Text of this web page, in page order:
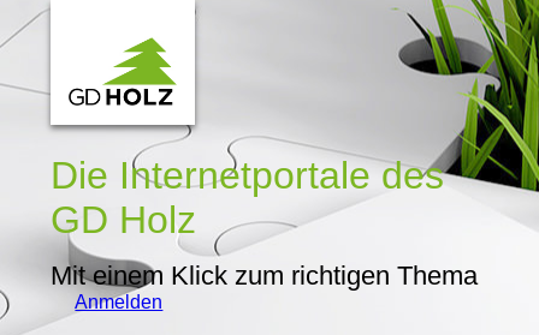
Die Internetportaledes
GD Holz
Mit einem Klick zum richtigen Thema
Anmelden